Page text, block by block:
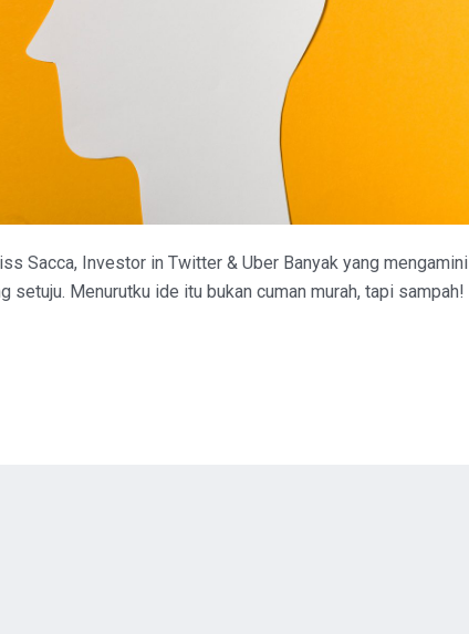
Sacca, Investor in Twitter & Uber Banyak yang mengamini
setuju. Menurutku ide itu bukan cuman murah, tapi sampah!